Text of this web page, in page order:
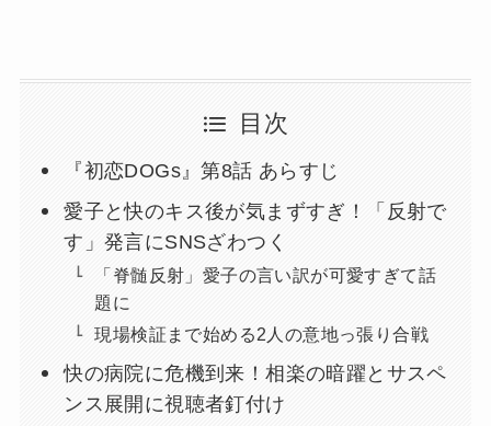
目次
『初恋DOGs』第8話 あらすじ
愛子と快のキス後が気まずすぎ！「反射で
す」発言にSNSざわつく
「脊髄反射」愛子の言い訳が可愛すぎて話
題に
現場検証まで始める2人の意地っ張り合戦
快の病院に危機到来！相楽の暗躍とサスペ
ンス展開に視聴者釘付け